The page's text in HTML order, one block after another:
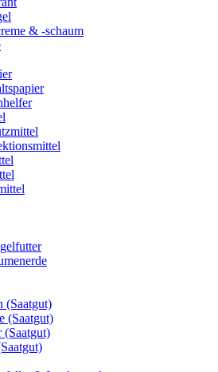
& -schaum
(Saatgut)
(Saatgut)
(Saatgut)